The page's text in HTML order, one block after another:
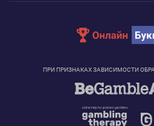
ПРИ ПРИЗНАКАХ ЗАВИСИМОСТИ